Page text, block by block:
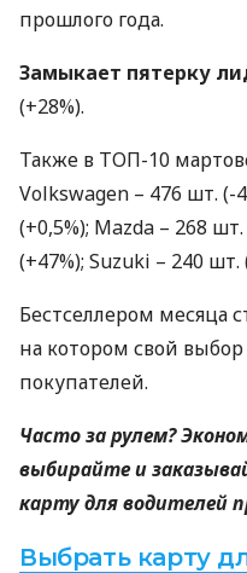
прошлого года.
Замыкает пятерку
(+28%).
Также в ТОП-10
Volkswagen – 476 шт. (-
(+0,5%); Mazda – 268 шт.
(+47%); Suzuki – 240 шт.
Бестселлером месяца
на котором свой
покупателей.
Часто за рулем?
выбирайте и
карту для водителей
Выбрать карту